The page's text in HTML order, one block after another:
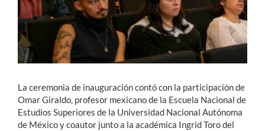
La ceremonia de inauguración contó con la participación de
Omar Giraldo, profesor mexicanode la Escuela Nacional de
Estudios Superiores de la Universidad Nacional Autónoma
de México ycoautor junto a la académica Ingrid Toro del